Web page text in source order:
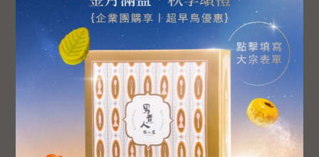
野莓米菓巧酥（純素）
原價 $ 480
特價 $ 350
咖啡米菓巧酥（純素）
原價 $ 480
特價 $ 350